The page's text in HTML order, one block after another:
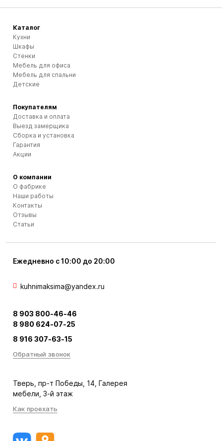
Ежедневно с 10:00 до 20:00
kuhnimaksima@yandex.ru
8 903 800-46-46
8 980 624-07-25
8 916 307-63-15
Обратный звонок
Тверь, пр-т Победы, 14, Галерея
мебели, 3-й этаж
Как проехать
Каталог
Кухни
Шкафы
Стенки
Мебель для офиса
Мебель для спальни
Детские
Покупателям
Доставка и оплата
Выезд замерщика
Сборка и установка
Гарантия
Акции
О компании
О фабрике
Наши работы
Контакты
Отзывы
Статьи